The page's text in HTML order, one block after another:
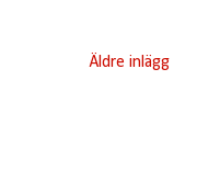
Äldre inlägg